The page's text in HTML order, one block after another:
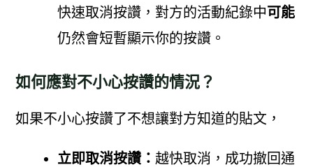
快速取消按讚，對方的活動紀錄中可能
仍然會短暫顯示你的按讚。
如何應對不小心按讚的情況？
如果不小心按讚了不想讓對方知道的貼文，
立即取消按讚： 越快取消，成功撤回通